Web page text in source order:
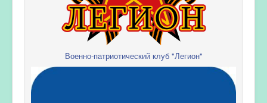
Военно-патриотический клуб "Легион"